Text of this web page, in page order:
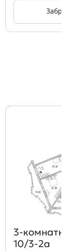
10/3-2а